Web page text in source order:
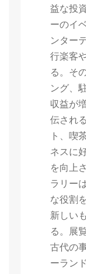
益な投
ーのイ
ンター
行楽客
る。そ
ング、
収益が
伝され
ト、喫
ネスに
を向上
ラリー
な役割
新しい
る。展
古代の
ーラン